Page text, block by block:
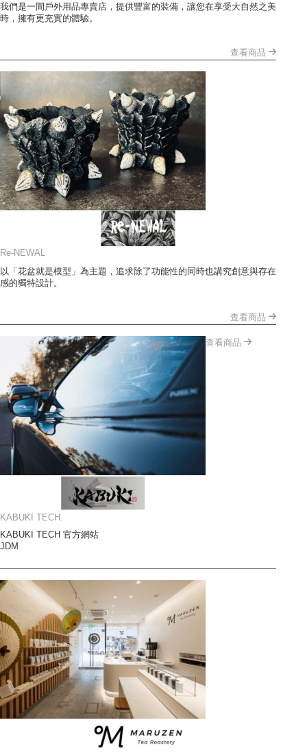
我們是一間戶外用品專賣店，提供豐富的裝備，讓您在享受大自然之美
時，擁有更充實的體驗。
查看商品
Re-NEWAL
以「花盆就是模型」為主題，追求除了功能性的同時也講究創意與存在
感的獨特設計。
查看商品
KABUKI TECH.
KABUKI TECH 官方網站
JDM
查看商品